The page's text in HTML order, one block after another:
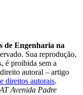
de Engenharia na
Sua reprodução,
é proibida sem a
autoral – artigo
direitos autorais.
Avenida Padre